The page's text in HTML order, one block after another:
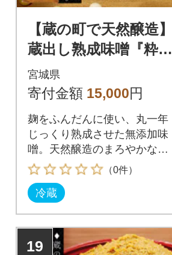
【蔵の町で天然醸造】
蔵出し熟成味噌『粋』
4kg×1袋(無添加・国産
原材料)桜中味噌店
宮城県
寄付金額 15,000円
麹をふんだんに使い、丸一年
じっくり熟成させた無添加味
噌。天然醸造のまろやかな甘
みを味わえます。
（0件）
冷蔵
19